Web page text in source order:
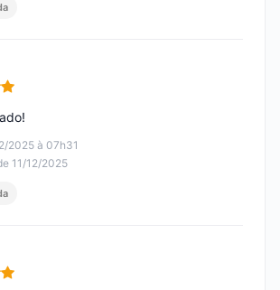
5
2025 à 07h31
11/12/2025
5